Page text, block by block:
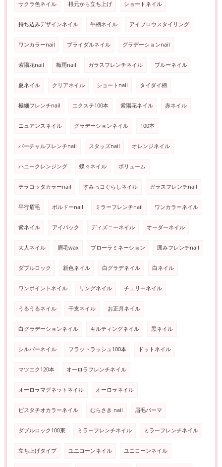
サクラ色ネイル 根元から立ち上げ ショートネイル
持ち込みデザインネイル 牛柄ネイル アイブロウスタイリング
ワンカラーnail ブライダルネイル グラデーションnail
紫陽花nail 梅雨nail ガラスフレンチネイル ブルーネイル
夏ネイル クリアネイル ショートnail タイダイ柄
極細フレンチnail エクステ100本 紫陽花ネイル 赤ネイル
ニュアンスネイル グラデーションネイル 100本
バーチャルフレンチnail スタッズnail オレンジネイル
ハニークレンジング 蝶々ネイル ボリューム
テラコッタカラーnail すみっコぐらしネイル ガラスフレンチnail
平行眉毛 ボルドーnail ミラーフレンチnail ワンカラーネイル
紫ネイル アイパック ディズニーネイル オーダーネイル
大人ネイル 眉毛wax ブローラミネーション 囲みフレンチnail
ダブルロック 新色ネイル 白グラデネイル 白ネイル
ワンポイントネイル リングネイル チェリーネイル
うるうるネイル 干支ネイル お正月ネイル
白グラデーションネイル キルティングネイル 黒ネイル
シルバーネイル フラットラッシュ100本 ドットネイル
マツエク120本 オーロラフレンチネイル
オーロラマグネットネイル オーロラネイル
ピスタチオカラーネイル むらさき nail 眉毛パーマ
ダブルロック100束 ミラーフレンチネイル ミラーフレンチネイル
立ち上げタイプ ユニコーンネイル ユニコーンネイル